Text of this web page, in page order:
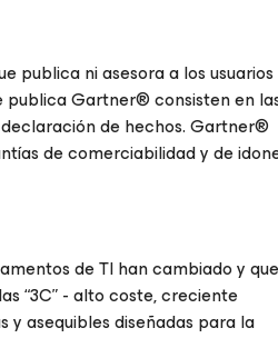
publica ni asesora a los usuarios
publica Gartner® consisten en
de hechos. Gartner®
de comerciabilidad y de
de TI han cambiado y
“3C” - alto coste, creciente
asequibles diseñadas para la